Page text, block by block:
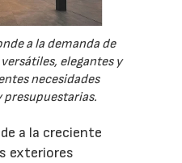
a la demanda de
elegantes y
necesidades
a la creciente
exteriores